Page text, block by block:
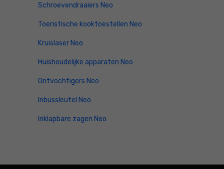
Schroevendraaiers Neo
Toeristische kooktoestellen Neo
Kruislaser Neo
Huishoudelijke apparaten Neo
Ontvochtigers Neo
Inbussleutel Neo
Inklapbare zagen Neo